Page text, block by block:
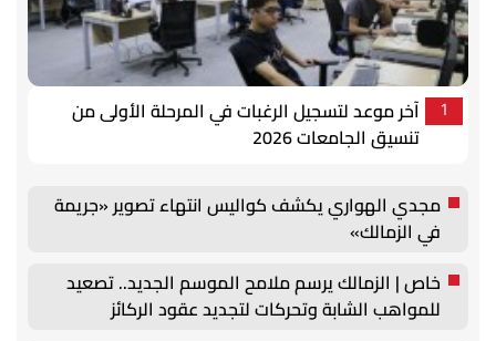
1
آخر موعد لتسجيل الرغبات في المرحلة الأولى من
تنسيق الجامعات 2026
مجدي الهواري يكشف كواليس انتهاء تصوير «جريمة
في الزمالك»
خاص | الزمالك يرسم ملامح الموسم الجديد.. تصعيد
للمواهب الشابة وتحركات لتجديد عقود الركائز